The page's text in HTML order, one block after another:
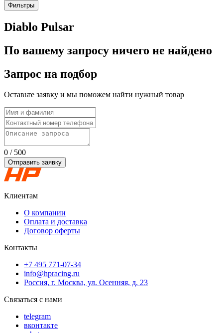
Фильтры
Diablo Pulsar
По вашему запросу ничего не найдено
Запрос на подбор
Оставьте заявку и мы поможем найти нужный товар
0 / 500
Отправить заявку
Клиентам
О компании
Оплата и доставка
Договор оферты
Контакты
+7 495 771-07-34
info@hpracing.ru
Россия, г. Москва, ул. Осенняя, д. 23
Связаться с нами
telegram
вконтакте